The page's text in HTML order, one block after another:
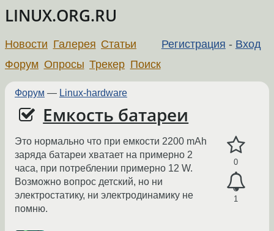
LINUX.ORG.RU
Регистрация - Вход
Новости Галерея Статьи
Форум Опросы Трекер Поиск
Форум — Linux-hardware
Емкость батареи
0
1
Это нормально что при емкости 2200 mAh
заряда батареи хватает на примерно 2
часа, при потреблении примерно 12 W.
Возможно вопрос детский, но ни
электростатику, ни электродинамику не
помню.